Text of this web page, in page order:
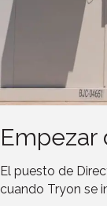
Empezar
El puesto de
cuando Tryon se